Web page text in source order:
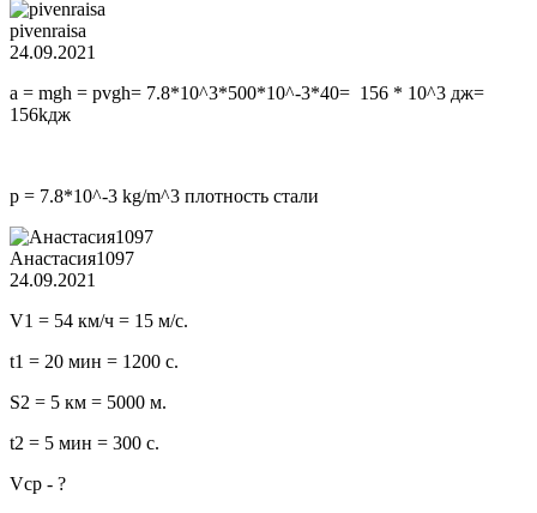
pivenraisa
24.09.2021
a = mgh = pvgh= 7.8*10^3*500*10^-3*40= 156 * 10^3 дж=
156kдж
p = 7.8*10^-3 kg/m^3 плотность стали
Анастасия1097
24.09.2021
V1 = 54 км/ч = 15 м/с.
t1 = 20 мин = 1200 с.
S2 = 5 км = 5000 м.
t2 = 5 мин = 300 с.
Vср - ?